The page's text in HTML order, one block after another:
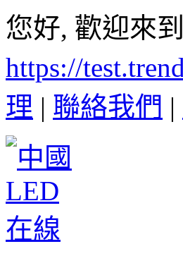
您好, 歡迎來
https://
理 | 聯絡我們 |